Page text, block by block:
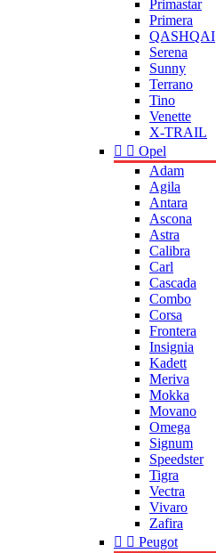
Primastar
Primera
QASHQAI
Serena
Sunny
Terrano
Tino
Venette
X-TRAIL
  Opel
Adam
Agila
Antara
Ascona
Astra
Calibra
Carl
Cascada
Combo
Corsa
Frontera
Insignia
Kadett
Meriva
Mokka
Movano
Omega
Signum
Speedster
Tigra
Vectra
Vivaro
Zafira
  Peugot